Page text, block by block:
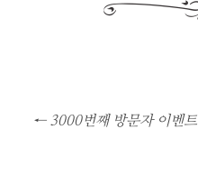
글
←3000번째 방문자 이벤트